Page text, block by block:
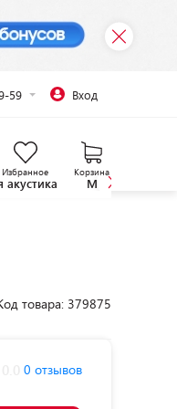
59 Вход
Избранное Корзина
акустика
товара: 379875
0 отзывов